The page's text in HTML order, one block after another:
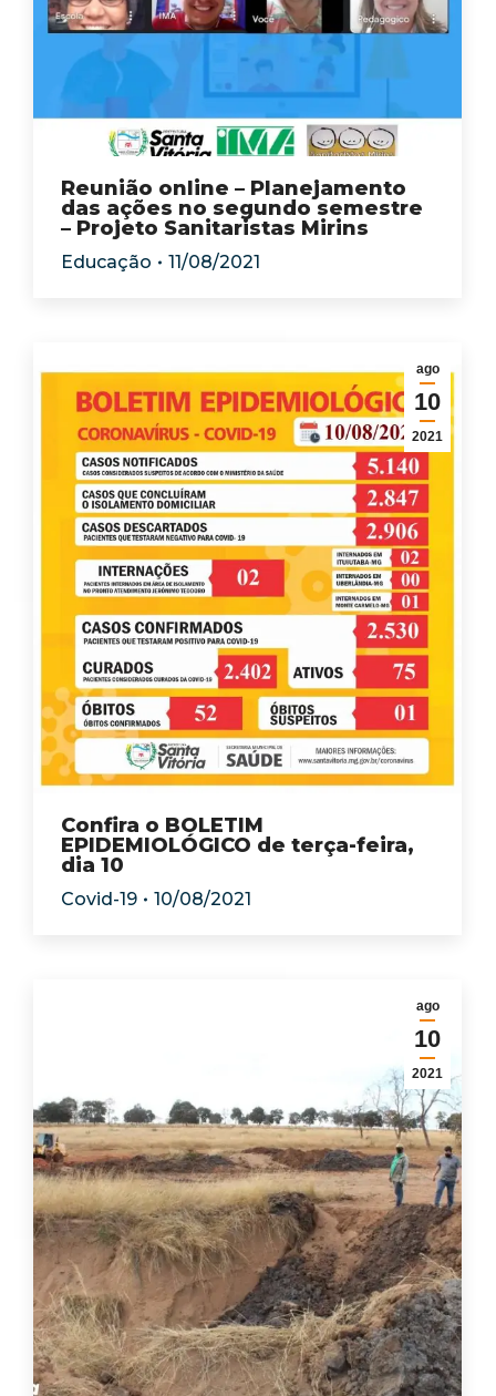
Reunião online – Planejamento
das ações no segundo semestre
– Projeto Sanitaristas Mirins
Educação 11/08/2021
ago
10
2021
Confira o BOLETIM
EPIDEMIOLÓGICO de terça-feira,
dia 10
Covid-19 10/08/2021
ago
10
2021